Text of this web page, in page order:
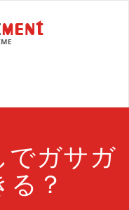
でガサガ
？